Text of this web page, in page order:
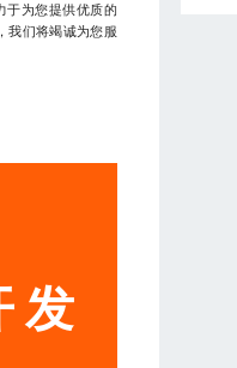
于为您提供优质的
我们将竭诚为您服
发